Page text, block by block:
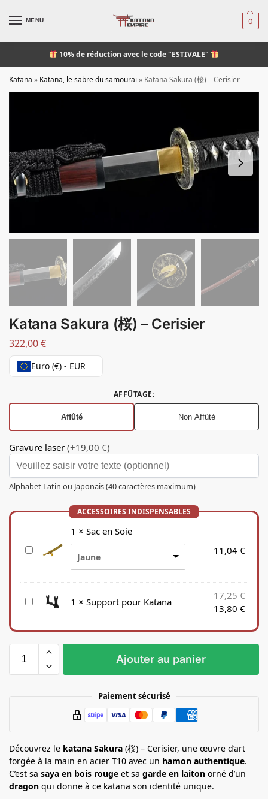
MENU 0
10% de réduction avec le code "ESTIVALE"
Katana » Katana, le sabre du samouraï» Katana Sakura (桜) – Cerisier
Katana Sakura (桜) – Cerisier
322,00€
Euro (€) - EUR
AFFÛTAGE:
Affûté Non Affûté
Gravure laser (+19,00 €)
Alphabet Latin ou Japonais (40 caractères maximum)
S
n
o
i
e
1 × Sac en Soie
Jaune
11,04 €
S
p
o
K
a
t
a
1 × Support pour Katana
17,25€
13,80 €
Ajouter au panier
Paiement sécurisé
Découvrez le katana Sakura (桜) – Cerisier, une œuvre d’art
forgée à la main en acier T10 avec un hamon authentique.
C’est sa saya en bois rouge et sa garde en laiton orné d’un
dragon qui donne à ce katana son identité unique.